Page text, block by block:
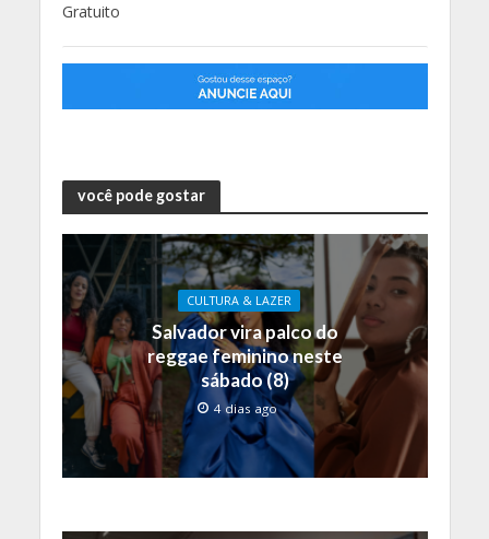
Gratuito
você pode gostar
CULTURA & LAZER
Salvador vira palco do
reggae feminino neste
sábado (8)
4 dias ago